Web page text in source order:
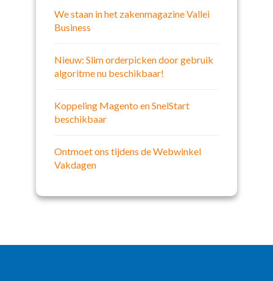
We staan in het zakenmagazine Vallei
Business
Nieuw: Slim orderpicken door gebruik
algoritme nu beschikbaar!
Koppeling Magento en SnelStart
beschikbaar
Ontmoet ons tijdens de Webwinkel
Vakdagen